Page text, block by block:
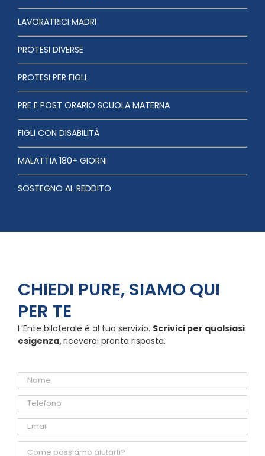
LAVORATRICI MADRI
PROTESI DIVERSE
PROTESI PER FIGLI
PRE E POST ORARIO SCUOLA MATERNA
FIGLI CON DISABILITÀ
MALATTIA 180+ GIORNI
SOSTEGNO AL REDDITO
CHIEDI PURE, SIAMO QUI
PER TE
L’Ente bilaterale è al tuo servizio. Scrivici per qualsiasi
esigenza,riceverai pronta risposta.